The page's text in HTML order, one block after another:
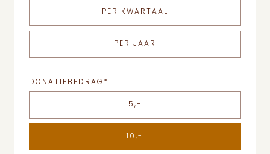
PER KWARTAAL
PER JAAR
DONATIEBEDRAG *
5,-
10,-